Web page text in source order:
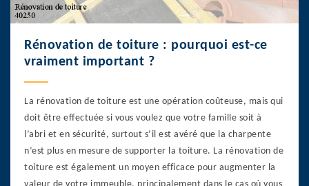
Rénovation de toiture : pourquoi est-ce
vraiment important ?
La rénovation de toiture est une opération coûteuse, mais qui
doit être effectuée si vous voulez que votre famille soit à
l’abri et en sécurité, surtout s’il est avéré que la charpente
n’est plus en mesure de supporter la toiture. La rénovation de
toiture est également un moyen efficace pour augmenter la